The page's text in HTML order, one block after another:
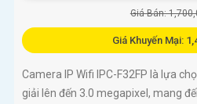
Giá Bán:
Giá Khuyến Mại:
Camera IP Wifi IPC-F32FP là lựa
giải lên đến 3.0 megapixel, mang